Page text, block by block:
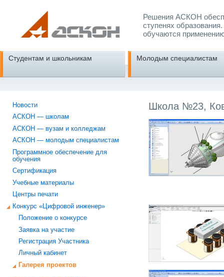
Решения АСКОН
ступенях
обучаются
Студентам и школьникам Молодым специалистам
Новости
АСКОН — школам
АСКОН — вузам и колледжам
АСКОН — молодым специалистам
Программное обеспечение для
обучения
Сертификация
Учебные материалы
Центры печати
Конкурс «Цифровой инженер»
Положение о конкурсе
Заявка на участие
Регистрация Участника
Личный кабинет
Галерея проектов
Школа №23,